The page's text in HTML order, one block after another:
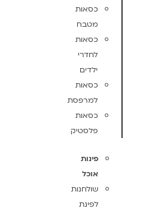
כסאות
מטבח
כסאות
לחדרי
ילדים
כסאות
למרפסת
כסאות
פלסטיק
פינות
אוכל
שולחנות
לפינת